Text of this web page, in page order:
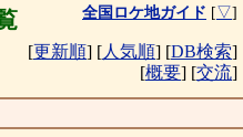
全国ロケ地ガイド [▽]
[更新順] [人気順] [DB検索]
[概要] [交流]